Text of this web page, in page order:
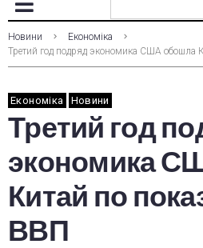
Новини
Економіка
Третий год подряд экономика США обошла
Економіка Новини
Третий год
экономика
Китай по
ВВП